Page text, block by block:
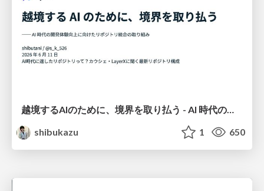
shibukazu
1 650